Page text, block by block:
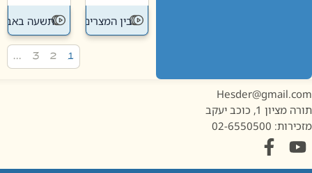
בין המצרים תשעה באב
1, כוכב יעקב
02-6550500